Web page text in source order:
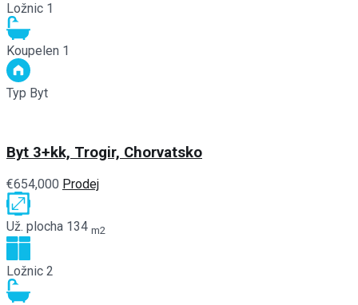
Ložnic 1
Koupelen 1
Typ Byt
Byt 3+kk, Trogir, Chorvatsko
€654,000 Prodej
Už. plocha 134 m2
Ložnic 2